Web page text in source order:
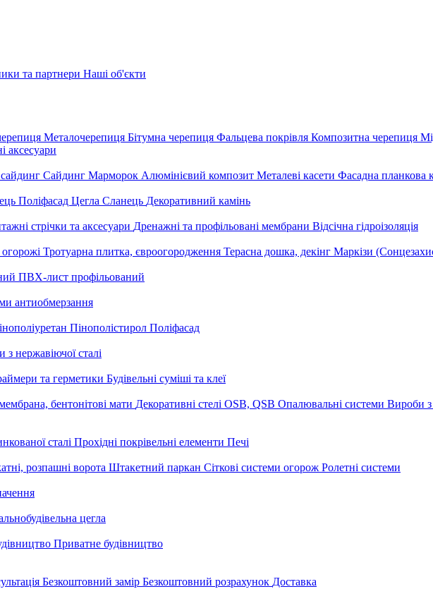
та партнери Наші об'єкти
Металочерепиця Бітумна черепиця Фальцева покрівля Композитна черепиця
аксесуари
Сайдинг Марморок Алюмінієвий композит Металеві касети Фасадна планкова
Поліфасад Цегла Сланець Декоративний камінь
стрічки та аксесуари Дренажні та профільовані мембрани Відсічна гідроізоляція
Тротуарна плитка, євроогородження Терасна дошка, декінг Маркізи
ПВХ-лист профільований
антиобмерзання
Пінополістирол Поліфасад
з нержавіючої сталі
та герметики Будівельні суміші та клеї
бентонітові мати Декоративні стелі OSB, QSB Опалювальні системи Вироби з
сталі Прохідні покрівельні елементи Печі
розпашні ворота Штакетний паркан Сіткові системи огорож Ролетні системи
цегла
Приватне будівництво
Безкоштовний замір Безкоштовний розрахунок Доставка